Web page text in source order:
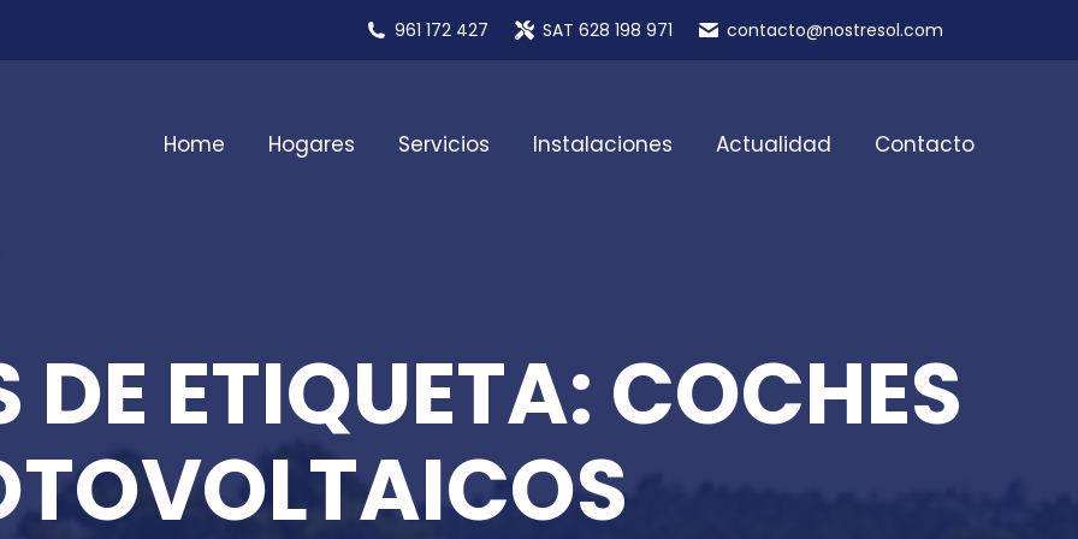
961 172 427 SAT 628 198 971 contacto@nostresol.com
Home Hogares Servicios Instalaciones Actualidad Contacto
ETIQUETA: COCHES